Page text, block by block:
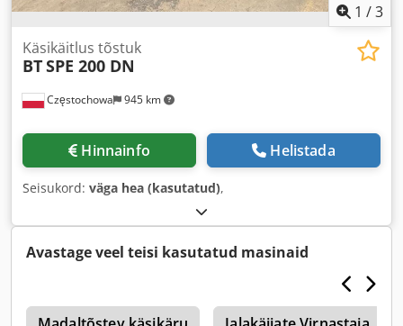
1 /3
Częstochowa 945 km
Käsikäitlus tõstuk
BTSPE 200 DN
Hinnainfo Helistada
Seisukord: väga hea (kasutatud),
Avastage veel teisi kasutatud masinaid